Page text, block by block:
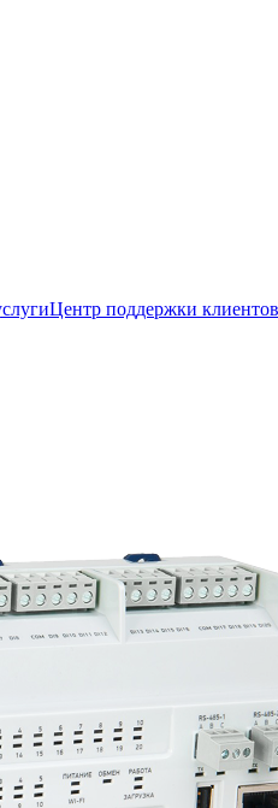
Центр поддержки клиентов